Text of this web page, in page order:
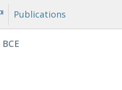
Publications